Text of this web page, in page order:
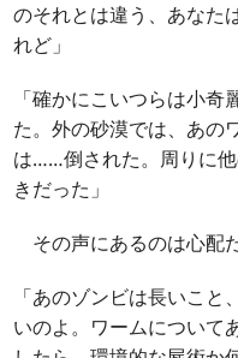
のそれとは違う、あなた
れど」
「確かにこいつらは小
た。外の砂漠では、あの
は……倒された。周りに
きだった」
その声にあるのは心配
「あのゾンビは長いこ
いのよ。ワームについて